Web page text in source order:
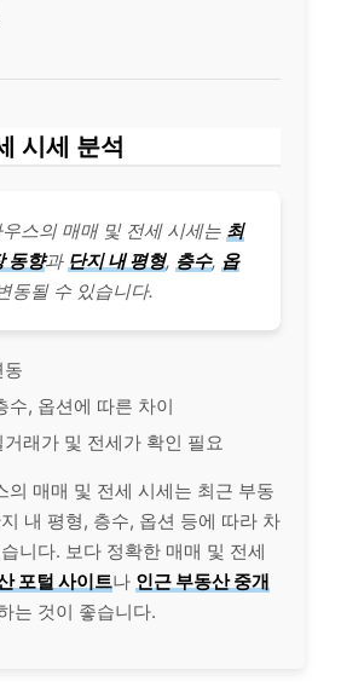
시세 분석
스의 매매 및 전세 시세는 최
동향과 단지 내 평형, 층수, 옵
동될 수 있습니다.
동
수, 옵션에 따른 차이
거래가 및 전세가 확인 필요
의 매매 및 전세 시세는 최근 부동
내 평형, 층수, 옵션 등에 따라 차
니다. 보다 정확한 매매 및 전세
포털 사이트나 인근 부동산 중개
는 것이 좋습니다.